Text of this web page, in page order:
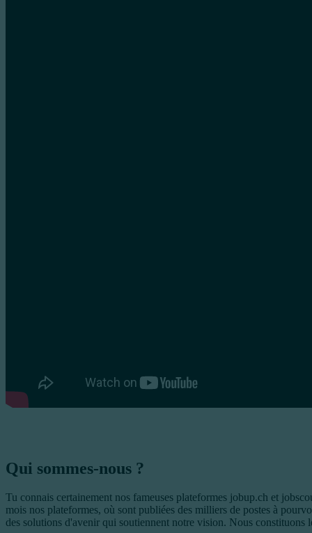
Qui sommes-nous ?
Tu connais certainement nos fameuses plateformes jobup.ch et
mois nos plateformes, où sont publiées des milliers de postes à
des solutions d'avenir qui soutiennent notre vision. Nous constituons